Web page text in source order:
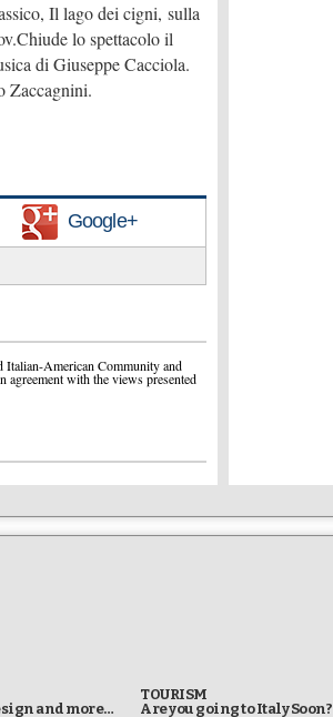
Il lago dei cigni, sulla
lo spettacolo il
di Giuseppe Cacciola.
Zaccagnini.
Google+
Italian-American Community and
agreement with the views presented
and more…
TOURISM
Are you going to Italy Soon?